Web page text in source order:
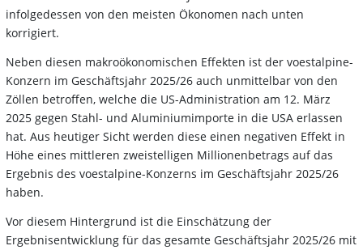
infolgedessen von den meisten Ökonomen nach unten
korrigiert.
Neben diesen makroökonomischen Effekten ist der voestalpine-
Konzern im Geschäftsjahr 2025/26 auch unmittelbar von den
Zöllen betroffen, welche die US-Administration am 12. März
2025 gegen Stahl- und Aluminiumimporte in die USA erlassen
hat. Aus heutiger Sicht werden diese einen negativen Effekt in
Höhe eines mittleren zweistelligen Millionenbetrags auf das
Ergebnis des voestalpine-Konzerns im Geschäftsjahr 2025/26
haben.
Vor diesem Hintergrund ist die Einschätzung der
Ergebnisentwicklung für das gesamte Geschäftsjahr 2025/26 mit